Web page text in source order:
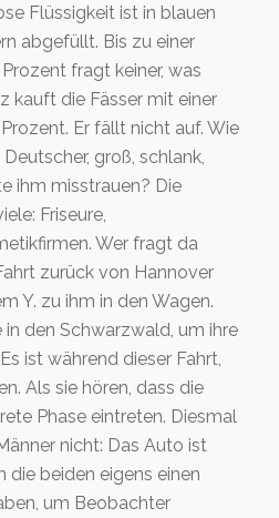
Flüssigkeit ist in blauen
abgefüllt. Bis zu einer
fragt keiner, was
kauft die Fässer mit einer
Er fällt nicht auf. Wie
groß, schlank,
ihm misstrauen? Die
Friseure,
Wer fragt da
zurück von Hannover
Y. zu ihm in den Wagen.
den Schwarzwald, um ihre
ist während dieser Fahrt,
Als sie hören, dass die
Phase eintreten. Diesmal
nicht: Das Auto ist
beiden eigens einen
um Beobachter